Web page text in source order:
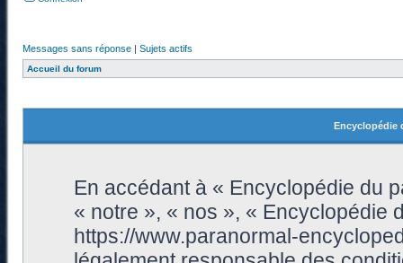
Messages sans réponse | Sujets actifs
Accueil du forum
Encyclopédie
En accédant à « Encyclopédie du
« notre », « nos », « Encyclopédie
https://www.paranormal-